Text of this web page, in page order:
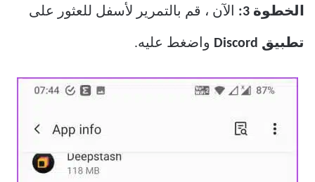
الخطوة 3: الآن ، قم بالتمرير لأسفل للعثور على
تطبيق Discord واضغط عليه.